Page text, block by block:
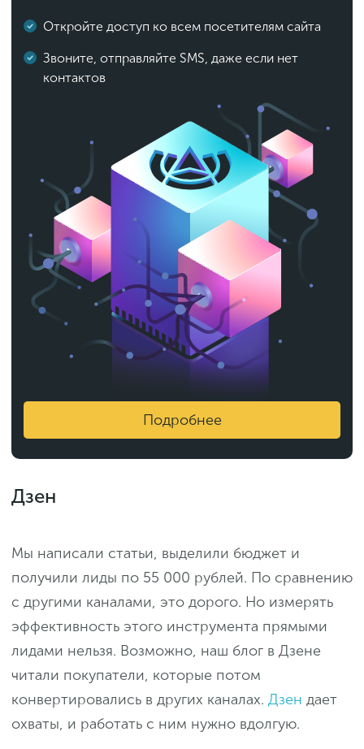
Откройте доступ ко всем посетителям сайта
Звоните, отправляйте SMS, даже если нет
контактов
Подробнее
Дзен
Мы написали статьи, выделили бюджет и
получили лиды по 55 000 рублей. По сравнению
с другими каналами, это дорого. Но измерять
эффективность этого инструмента прямыми
лидами нельзя. Возможно, наш блог в Дзене
читали покупатели, которые потом
конвертировались в других каналах. Дзен дает
охваты, и работать с ним нужно вдолгую.